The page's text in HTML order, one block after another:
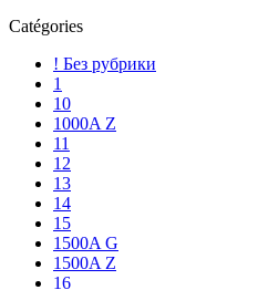
Catégories
! Без рубрики
1
10
1000A Z
11
12
13
14
15
1500A G
1500A Z
16